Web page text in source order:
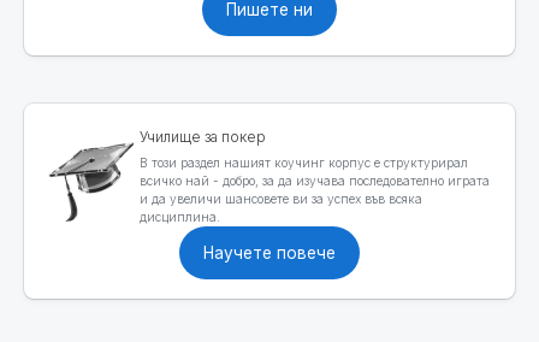
Пишете ни
Училище за покер
В този раздел нашият коучинг корпус е структурирал
всичко най - добро, за да изучава последователно играта
и да увеличи шансовете ви за успех във всяка
дисциплина.
Научете повече